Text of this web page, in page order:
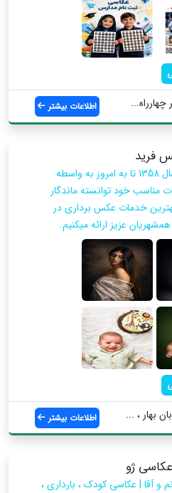
چهارراه... اطلاعات بیشتر
فرید
آتلیه فرید از سال 1358 تا به امروز به واسطه
مناسب خود توانسته ماندگار
خدمات عکس برداری در
عزیز ارائه میکنیم.
بهار ، ... اطلاعات بیشتر
ژو
و آقا | عکاسی کودک ، بارداری ،